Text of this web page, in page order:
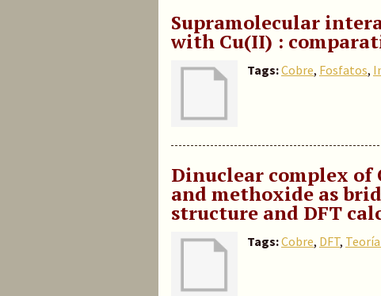
Supramolecular
with Cu(II) :
Tags:Cobre, Fosfatos,
Dinuclear complex
and methoxide as
structure and DFT
Tags:Cobre, DFT,